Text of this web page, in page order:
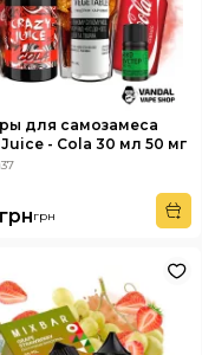
для самозамеса
Juice - Cola 30 мл 50 мг
37
грн